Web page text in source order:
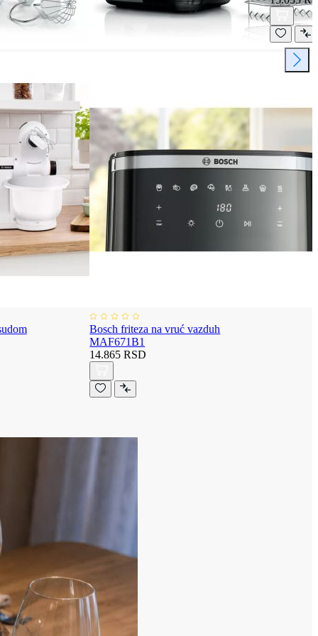
Bosch friteza na vruć vazduh
MAF671B1
14.865 RSD